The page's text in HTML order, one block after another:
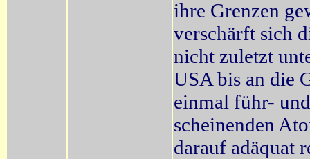
ihre Grenzen
verschärft sich
nicht zuletzt
USA bis an die
einmal führ-
scheinenden
darauf adäquat